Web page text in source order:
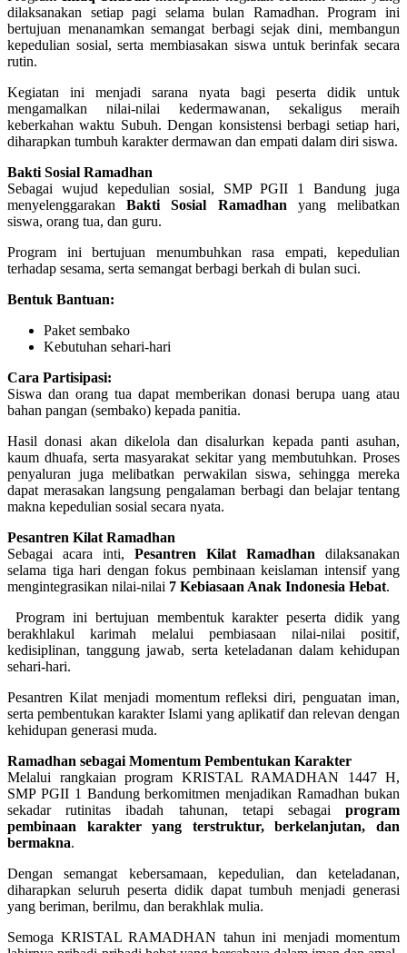
dilaksanakan setiap pagi selama bulan Ramadhan. Program ini
bertujuan menanamkan semangat berbagi sejak dini, membangun
kepedulian sosial, serta membiasakan siswa untuk berinfak secara
rutin.
Kegiatan ini menjadi sarana nyata bagi peserta didik untuk
mengamalkan nilai-nilai kedermawanan, sekaligus meraih
keberkahan waktu Subuh. Dengan konsistensi berbagi setiap hari,
diharapkan tumbuh karakter dermawan dan empati dalam diri siswa.
Bakti Sosial Ramadhan
Sebagai wujud kepedulian sosial, SMP PGII 1 Bandung juga
menyelenggarakanBakti Sosial Ramadhan yang melibatkan
siswa, orang tua, dan guru.
Program ini bertujuan menumbuhkan rasa empati, kepedulian
terhadap sesama, serta semangat berbagi berkah di bulan suci.
Bentuk Bantuan:
Paket sembako
Kebutuhan sehari-hari
Cara Partisipasi:
Siswa dan orang tua dapat memberikan donasi berupa uang atau
bahan pangan (sembako) kepada panitia.
Hasil donasi akan dikelola dan disalurkan kepada panti asuhan,
kaum dhuafa, serta masyarakat sekitar yang membutuhkan. Proses
penyaluran juga melibatkan perwakilan siswa, sehingga mereka
dapat merasakan langsung pengalaman berbagi dan belajar tentang
makna kepedulian sosial secara nyata.
Pesantren Kilat Ramadhan
Sebagai acara inti, Pesantren Kilat Ramadhan dilaksanakan
selama tiga hari dengan fokus pembinaan keislaman intensif yang
mengintegrasikan nilai-nilai 7 Kebiasaan Anak Indonesia Hebat.
Program ini bertujuan membentuk karakter peserta didik yang
berakhlakul karimah melalui pembiasaan nilai-nilai positif,
kedisiplinan, tanggung jawab, serta keteladanan dalam kehidupan
sehari-hari.
Pesantren Kilat menjadi momentum refleksi diri, penguatan iman,
serta pembentukan karakter Islami yang aplikatif dan relevan dengan
kehidupan generasi muda.
Ramadhan sebagai Momentum Pembentukan Karakter
Melalui rangkaian program KRISTAL RAMADHAN 1447 H,
SMP PGII 1 Bandung berkomitmen menjadikan Ramadhan bukan
sekadar rutinitas ibadah tahunan, tetapi sebagai program
pembinaan karakter yang terstruktur, berkelanjutan, dan
bermakna.
Dengan semangat kebersamaan, kepedulian, dan keteladanan,
diharapkan seluruh peserta didik dapat tumbuh menjadi generasi
yang beriman, berilmu, dan berakhlak mulia.
Semoga KRISTAL RAMADHAN tahun ini menjadi momentum